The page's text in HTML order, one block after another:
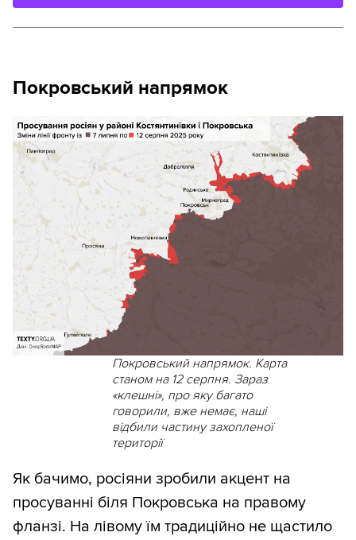
Покровський напрямок
Покровський напрямок. Карта
станом на 12 серпня. Зараз
«клешні», про яку багато
говорили, вже немає, наші
відбили частину захопленої
території
Як бачимо, росіяни зробили акцент на
просуванні біля Покровська на правому
фланзі. На лівому їм традиційно не щастило